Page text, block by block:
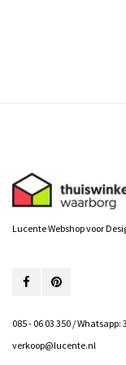
Lucente Webshop voor
085 - 06 03 350 / Whatsapp:
verkoop@lucente.nl